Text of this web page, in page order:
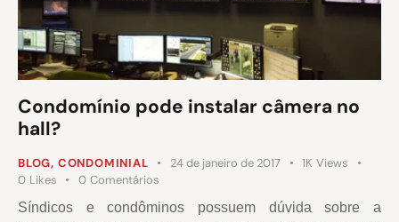
Condomínio pode instalar câmera no
hall?
BLOG, CONDOMINIAL 24 de janeiro de 2017 1K Views
0 Likes 0 Comentários
Síndicos e condôminos possuem dúvida sobre a